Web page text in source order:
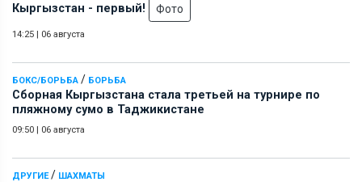
Кыргызстан - первый!
Фото
14:25 | 06 августа
БОКС/БОРЬБА / БОРЬБА
Сборная Кыргызстана стала третьей на турнире по
пляжному сумо в Таджикистане
09:50 | 06 августа
ДРУГИЕ/ ШАХМАТЫ